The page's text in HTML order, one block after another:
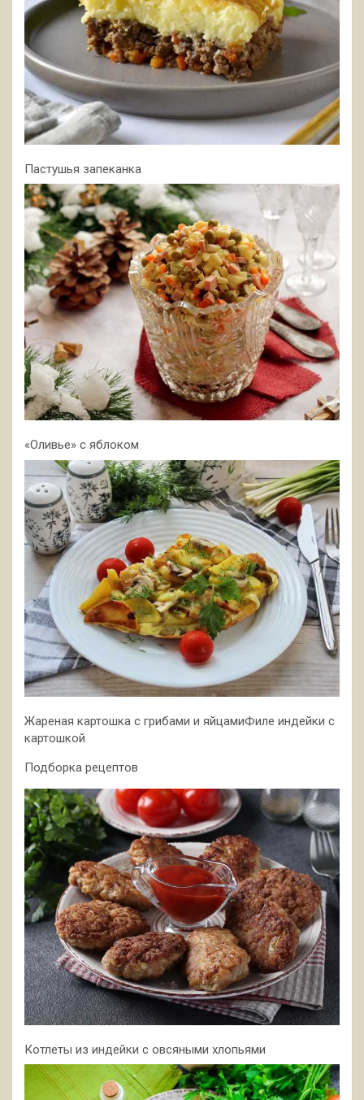
Пастушья запеканка
«Оливье» с яблоком
Жареная картошка с грибами и яйцамиФиле индейки с
картошкой
Подборка рецептов
Котлеты из индейки с овсяными хлопьями